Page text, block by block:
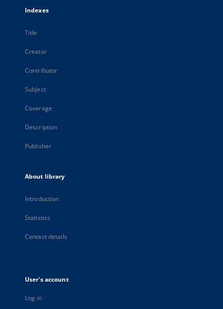
Indexes
Title
Creator
Contributor
Subject
Coverage
Description
Publisher
About library
Introduction
Statistics
Contact details
User's account
Log in